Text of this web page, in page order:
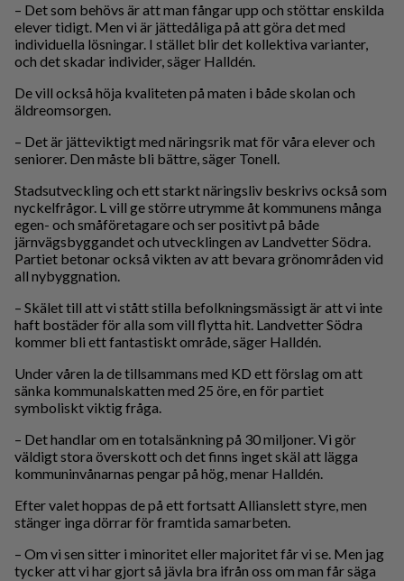
– Det som behövs är att man fångar upp och stöttar enskilda
elever tidigt. Men vi är jättedåliga på att göra det med
individuella lösningar. I stället blir det kollektiva varianter,
och det skadar individer, säger Halldén.
De vill också höja kvaliteten på maten i både skolan och
äldreomsorgen.
– Det är jätteviktigt med näringsrik mat för våra elever och
seniorer. Den måste bli bättre, säger Tonell.
Stadsutveckling och ett starkt näringsliv beskrivs också som
nyckelfrågor. L vill ge större utrymme åt kommunens många
egen- och småföretagare och ser positivt på både
järnvägsbyggandet och utvecklingen av Landvetter Södra.
Partiet betonar också vikten av att bevara grönområden vid
all nybyggnation.
– Skälet till att vi stått stilla befolkningsmässigt är att vi inte
haft bostäder för alla som vill flytta hit. Landvetter Södra
kommer bli ett fantastiskt område, säger Halldén.
Under våren la de tillsammans med KD ett förslag om att
sänka kommunalskatten med 25 öre, en för partiet
symboliskt viktig fråga.
– Det handlar om en totalsänkning på 30 miljoner. Vi gör
väldigt stora överskott och det finns inget skäl att lägga
kommuninvånarnas pengar på hög, menar Halldén.
Efter valet hoppas de på ett fortsatt Allianslett styre, men
stänger inga dörrar för framtida samarbeten.
– Om vi sen sitter i minoritet eller majoritet får vi se. Men jag
tycker att vi har gjort så jävla bra ifrån oss om man får säga